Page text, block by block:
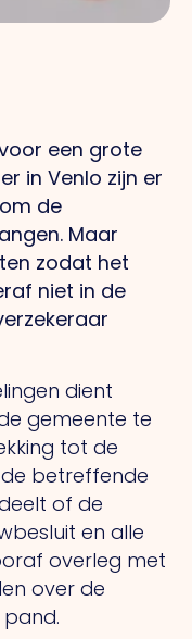
een grote
in Venlo zijn er
de
Maar
zodat het
niet in de
dient
gemeente te
tot de
betreffende
of de
en alle
overleg met
over de